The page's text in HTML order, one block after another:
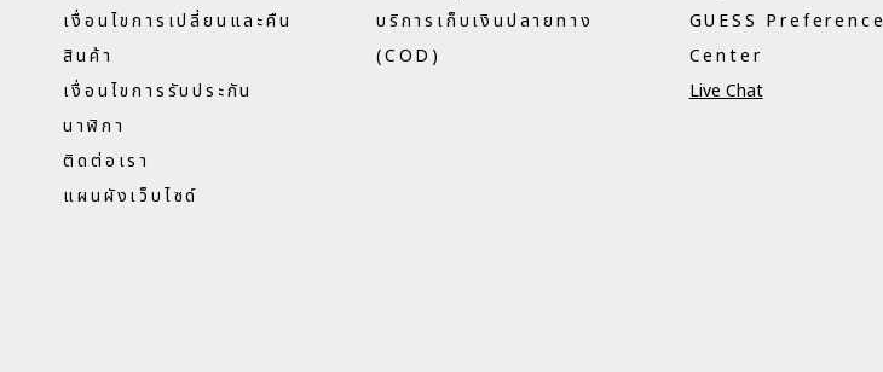
เงื่อนไขการเปลี่ยนและคืน
สินค้า
เงื่อนไขการรับประกัน
นาฬิกา
ติดต่อเรา
แผนผังเว็บไซด์
บริการเก็บเงินปลายทาง
(COD)
GUESS Preference
Center
Live Chat